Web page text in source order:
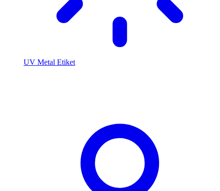
UV Metal Etiket